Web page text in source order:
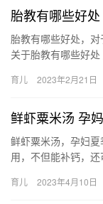
胎教有哪些好
胎教有哪些好处，对
关于胎教有哪些好
哪…
育儿 2023年2月21日
鲜虾粟米汤 孕
鲜虾粟米汤，孕妇
用，不但能补钙，
育儿 2023年4月10日